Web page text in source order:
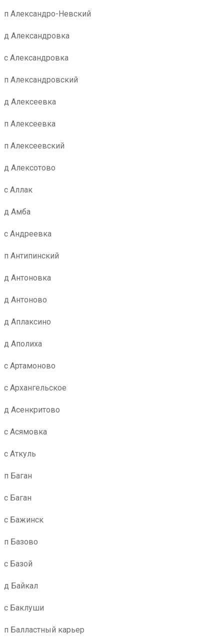
п Александро-Невский
д Александровка
с Александровка
п Александровский
д Алексеевка
п Алексеевка
п Алексеевский
д Алексотово
с Аллак
д Амба
с Андреевка
п Антипинский
д Антоновка
д Антоново
д Аплаксино
д Аполиха
с Артамоново
с Архангельское
д Асенкритово
с Асямовка
с Аткуль
п Баган
с Баган
с Бажинск
п Базово
с Базой
д Байкал
с Баклуши
п Балластный карьер